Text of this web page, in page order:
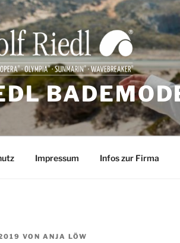
Impressum Infos zur Firma
VON ANJA LÖW